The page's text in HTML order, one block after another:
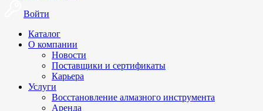
Войти
Каталог
О компании
Новости
Поставщики и сертификаты
Карьера
Услуги
Восстановление алмазного инструмента
Аренда